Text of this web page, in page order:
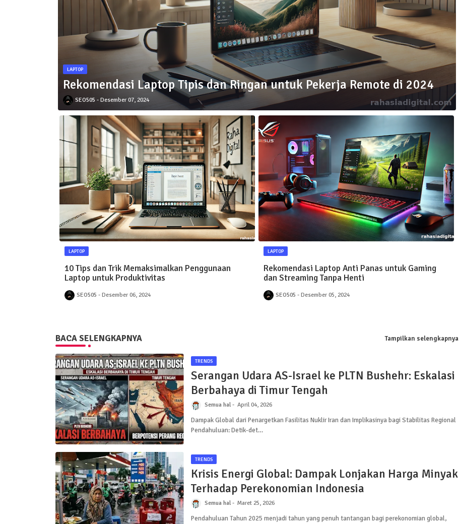
LAPTOP
Rekomendasi Laptop Tipis dan Ringan untuk Pekerja Remote di 2024
SEO505 Desember 07, 2024
LAPTOP
10 Tips dan Trik Memaksimalkan Penggunaan
Laptop untuk Produktivitas
SEO505 Desember 06, 2024
LAPTOP
Rekomendasi Laptop Anti Panas untuk Gaming
dan Streaming Tanpa Henti
SEO505 Desember 05, 2024
BACA SELENGKAPNYA Tampilkan selengkapnya
TRENDS
Serangan Udara AS-Israel ke PLTN Bushehr: Eskalasi
Berbahaya di Timur Tengah
Semua hal April 04, 2026
Dampak Global dari Penargetkan Fasilitas Nuklir Iran dan Implikasinya bagi Stabilitas Regional
Pendahuluan: Detik-det…
TRENDS
Krisis Energi Global: Dampak Lonjakan Harga Minyak
Terhadap Perekonomian Indonesia
Semua hal Maret 25, 2026
Pendahuluan Tahun 2025 menjadi tahun yang penuh tantangan bagi perekonomian global,